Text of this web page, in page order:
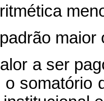
maior
a ser
o somatório